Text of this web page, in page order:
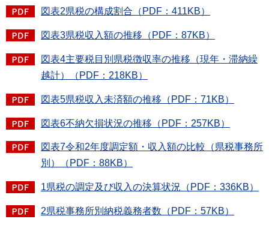
図表2県税の構成割合（PDF：411KB）
図表3県税収入額の推移（PDF：87KB）
図表4主要税目別県税徴収率の推移（現年・滞納繰
越計）（PDF：218KB）
図表5県税収入未済額の推移（PDF：71KB）
図表6不納欠損状況の推移（PDF：257KB）
図表7令和2年度調定額・収入額の比較（県税事務所
別）（PDF：88KB）
1県税の調定及び収入の決算状況（PDF：336KB）
2県税事務所別納税義務者数（PDF：57KB）